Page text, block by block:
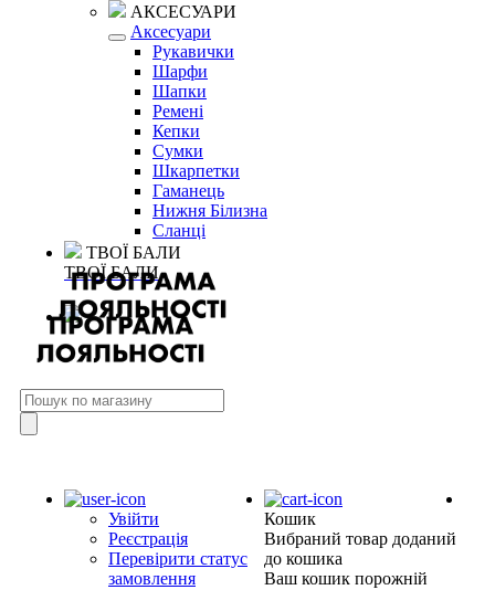
АКСЕСУАРИ
Аксесуари
Рукавички
Шарфи
Шапки
Ремені
Кепки
Сумки
Шкарпетки
Гаманець
Нижня Білизна
Сланці
ТВОЇ БАЛИ
ТВОЇ БАЛИ
Увійти
Реєстрація
Перевірити статус
замовлення
Кошик
Вибраний товар доданий
до кошика
Ваш кошик порожній